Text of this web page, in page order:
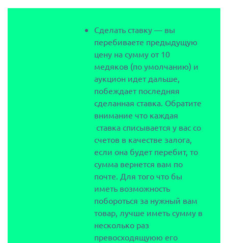
Сделать ставку — вы
перебиваете предыдущую
цену на сумму от 10
медяков (по умолчанию) и
аукцион идет дальше,
побеждает последняя
сделанная ставка. Обратите
внимание что каждая
ставка списывается у вас со
счетов в качестве залога,
если она будет перебит, то
сумма вернется вам по
почте. Для того что бы
иметь возможность
побороться за нужный вам
товар, лучше иметь сумму в
несколько раз
превосходящуюю его